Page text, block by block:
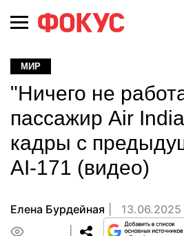
МИР
"Ничего не
пассажир Air
кадры с
AI-171 (видео)
Елена Бурдейная
13.06.2025